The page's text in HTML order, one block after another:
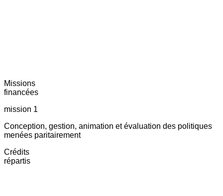
Missions
financées
mission 1
Conception, gestion, animation et évaluation des politiques
menées paritairement
Crédits
répartis